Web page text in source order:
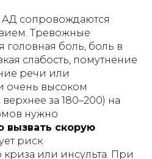
АД сопровождаются
Тревожные
головная боль, боль в
слабость, помутнение
речи или
очень высоком
за 180–200) на
нужно
вызвать скорую
риск
криза или инсульта. При
# инсульт